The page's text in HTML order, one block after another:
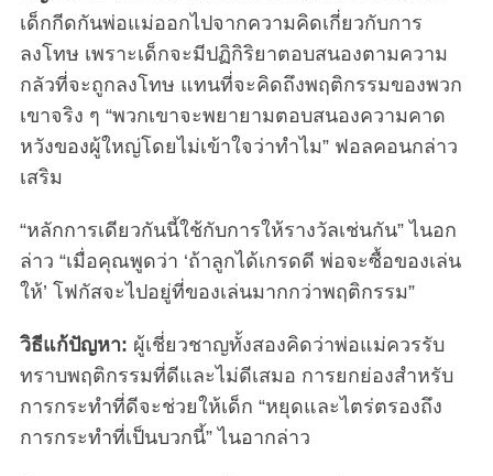
เด็กกีดกันพ่อแม่ออกไปจากความคิดเกี่ยวกับการ
ลงโทษ เพราะเด็กจะมีปฏิกิริยาตอบสนองตามความ
กลัวที่จะถูกลงโทษ แทนที่จะคิดถึงพฤติกรรมของพวก
เขาจริง ๆ “พวกเขาจะพยายามตอบสนองความคาด
หวังของผู้ใหญ่โดยไม่เข้าใจว่าทำไม” ฟอลคอนกล่าว
เสริม
“หลักการเดียวกันนี้ใช้กับการให้รางวัลเช่นกัน” ไนอก
ล่าว “เมื่อคุณพูดว่า ‘ถ้าลูกได้เกรดดี พ่อจะซื้อของเล่น
ให้’ โฟกัสจะไปอยู่ที่ของเล่นมากกว่าพฤติกรรม”
วิธีแก้ปัญหา: ผู้เชี่ยวชาญทั้งสองคิดว่าพ่อแม่ควรรับ
ทราบพฤติกรรมที่ดีและไม่ดีเสมอ การยกย่องสำหรับ
การกระทำที่ดีจะช่วยให้เด็ก “หยุดและไตร่ตรองถึง
การกระทำที่เป็นบวกนี้” ไนอากล่าว